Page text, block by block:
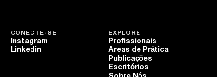
EXPLORE
Profissionais
Áreas de Prática
Publicações
Escritórios
CONECTE-SE
Instagram
Linkedin